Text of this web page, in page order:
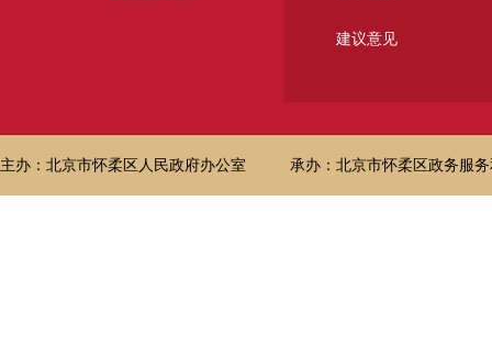
建议意见
主办：北京市怀柔区人民政府办公室 承办：北京市怀柔区政务服